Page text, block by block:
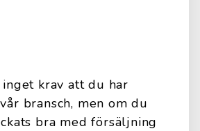
krav att du har
bransch, men om du
bra med försäljning